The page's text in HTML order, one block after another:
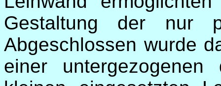
Gestaltung der nur
Abgeschlossen wurde
einer